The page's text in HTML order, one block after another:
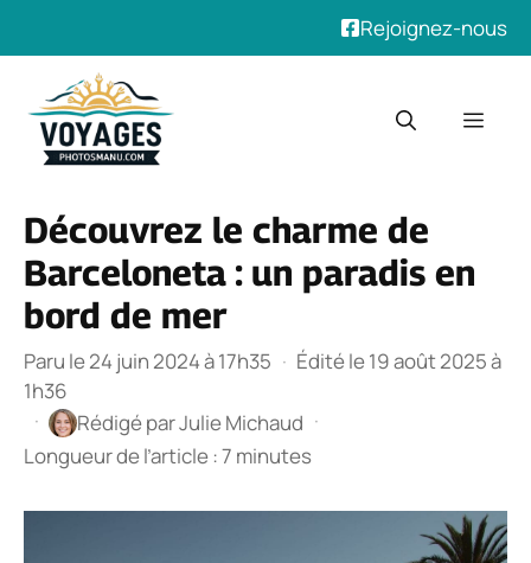
Rejoignez-nous
contenu
Découvrez le charme de
Barceloneta : un paradis en
bord de mer
Paru le 24 juin 2024 à 17h35 · Édité le 19 août 2025 à
1h36
·
Rédigé parJulie Michaud ·
Longueur de l’article : 7 minutes